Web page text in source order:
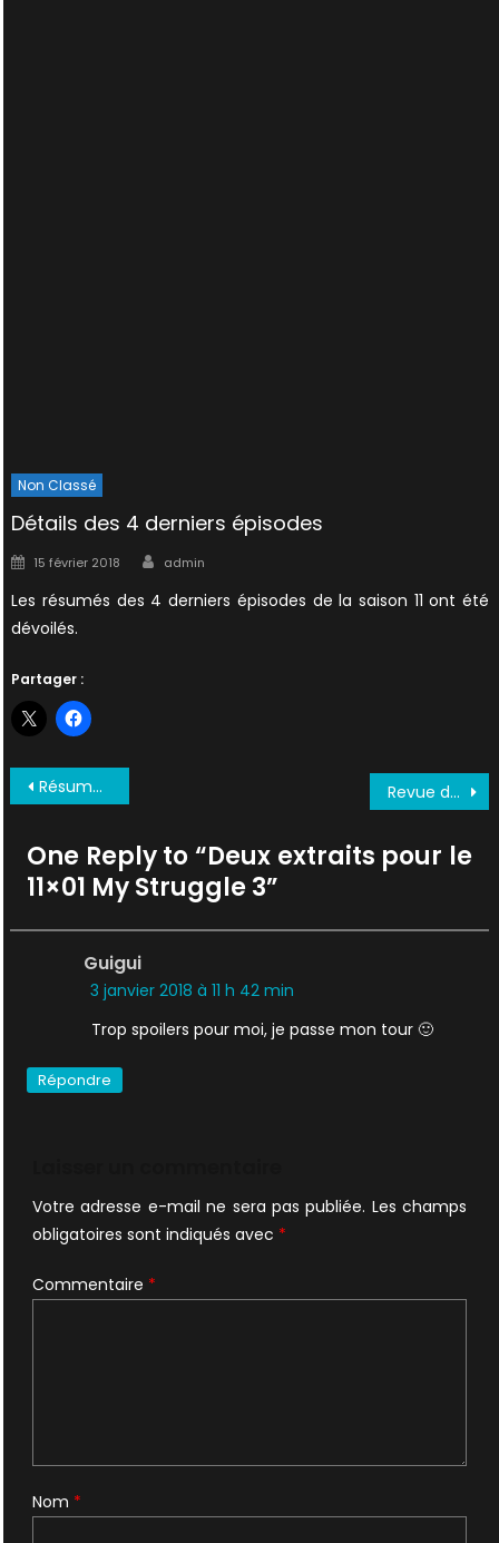
Non Classé
Détails des 4 derniers épisodes
Posted
15 février 2018 Author
admin
Les résumés des 4 derniers épisodes de la saison 11 ont été
dévoilés.
Partager :
Navigation
l’article
Résumé du Q&A Reddit de Chris Carter Revue de presse : images du 11×04, interviews et magazines
One Reply to “Deux extraits pour le
11×01 My Struggle 3”
Guigui
3 janvier 2018 à 11 h 42 min
Trop spoilers pour moi, je passe mon tour 🙂
Répondre
Votre adresse e-mail ne sera pas publiée. Les champs
obligatoires sont indiqués avec *
Commentaire *
Nom *